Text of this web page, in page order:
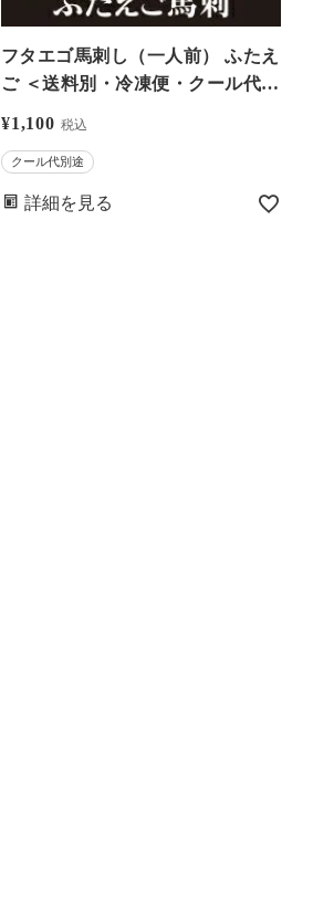
フタエゴ馬刺し（一人前） ふたえ
ご ＜送料別・冷凍便・クール代別
おしまや）【0308332】
¥1,100 税込
クール代別途
詳細を見る